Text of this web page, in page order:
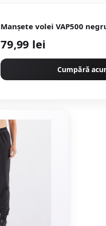
Manșete volei VAP500
79,99 lei
Cumpără